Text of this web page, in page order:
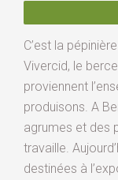
C’est la
Vivercid, le
proviennent
produisons. A
agrumes et des
travaille.
destinées à